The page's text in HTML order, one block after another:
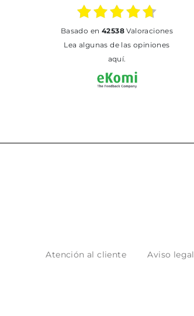
basado en 42538Valoraciones
Lea algunas de las opiniones
aquí.
Atención al cliente Aviso legal